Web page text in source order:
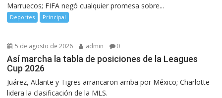
Marruecos; FIFA negó cualquier promesa sobre...
Deportes Principal
5 de agosto de 2026 admin 0
Así marcha la tabla de posiciones de la Leagues
Cup 2026
Juárez, Atlante y Tigres arrancaron arriba por México; Charlotte
lidera la clasificación de la MLS.